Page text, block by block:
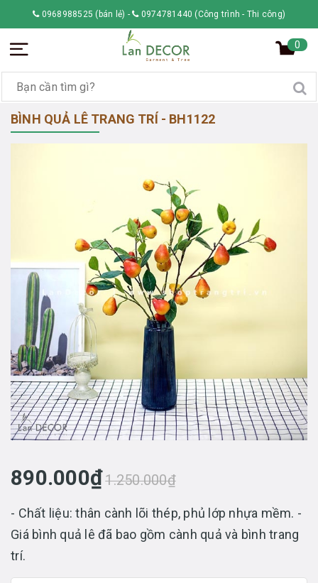
0968988525 (bán lẻ) - 0974781440 (Công trình - Thi công)
0
BÌNH QUẢ LÊ TRANG TRÍ - BH1122
890.000₫1.250.000₫
- Chất liệu: thân cành lõi thép, phủ lớp nhựa mềm. -
Giá bình quả lê đã bao gồm cành quả và bình trang
trí.